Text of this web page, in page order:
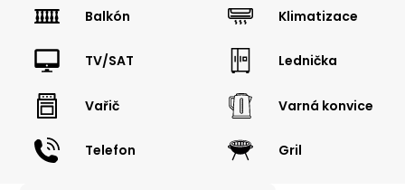
Balkón Klimatizace
TV/SAT Lednička
Vařič Varná konvice
Telefon Gril